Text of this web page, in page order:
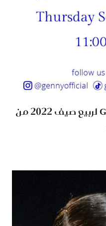
بث مباشر لعرض أزياء Genny لربيع صيف 2022 من